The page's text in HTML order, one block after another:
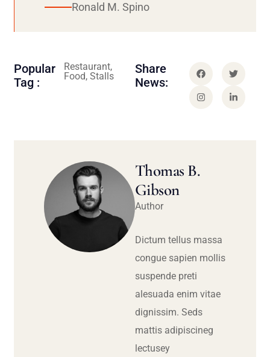
Ronald M. Spino
Popular
Tag :
Restaurant,
Food, Stalls
Share
News:
Thomas B.
Gibson
Author
Dictum tellus massa
congue sapien mollis
suspende preti
alesuada enim vitae
dignissim. Seds
mattis adipiscineg
lectusey